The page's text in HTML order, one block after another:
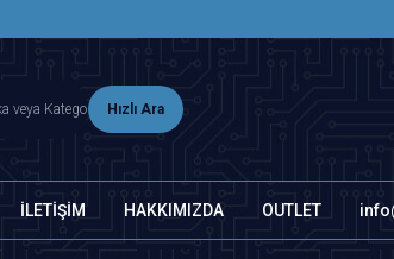
Hızlı Ara
İLETİŞİM HAKKIMIZDA OUTLET